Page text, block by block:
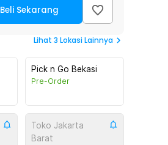
Beli Sekarang
Lihat 3 Lokasi Lainnya
Pick n Go Bekasi
Pre-Order
Toko Jakarta
Barat